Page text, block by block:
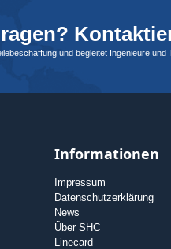
und begleitet Ingenieure
Informationen
Impressum
Datenschutzerklärung
News
Über SHC
Linecard